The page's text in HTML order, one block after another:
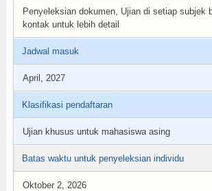
Penyeleksian dokumen, Ujian di setiap subjek
kontak untuk lebih detail
Jadwal masuk
April, 2027
Klasifikasi pendaftaran
Ujian khusus untuk mahasiswa asing
Batas waktu untuk penyeleksian individu
Oktober 2, 2026